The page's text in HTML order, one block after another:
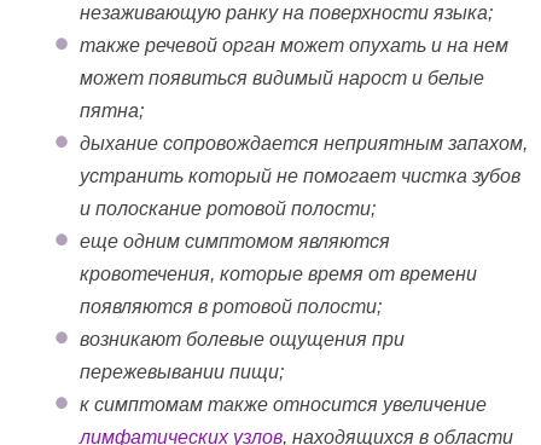
незаживающую ранку на поверхности языка;
также речевой орган может опухать и на нем
может появиться видимый нарост и белые
пятна;
дыхание сопровождается неприятным запахом,
устранить который не помогает чистка зубов
и полоскание ротовой полости;
еще одним симптомом являются
кровотечения, которые время от времени
появляются в ротовой полости;
возникают болевые ощущения при
пережевывании пищи;
к симптомам также относится увеличение
лимфатических узлов, находящихся в области